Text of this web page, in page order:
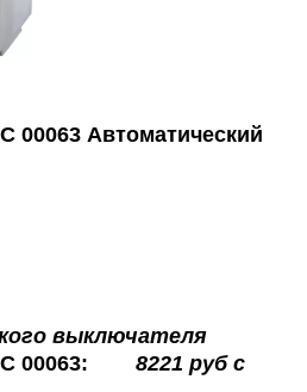
00063 Автоматический
выключателя
00063: 8221 руб с